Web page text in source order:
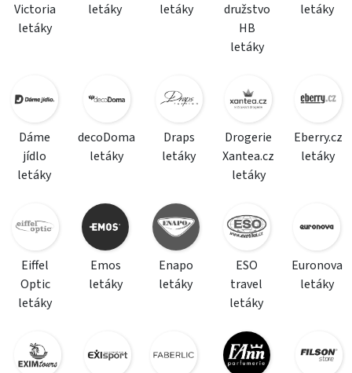
Victoria
letáky
letáky
letáky
družstvo
HB
letáky
letáky
Dáme
jídlo
letáky
decoDoma
letáky
Draps
letáky
Drogerie
Xantea.cz
letáky
Eberry.cz
letáky
Eiffel
Optic
letáky
Emos
letáky
Enapo
letáky
ESO
travel
letáky
Euronova
letáky